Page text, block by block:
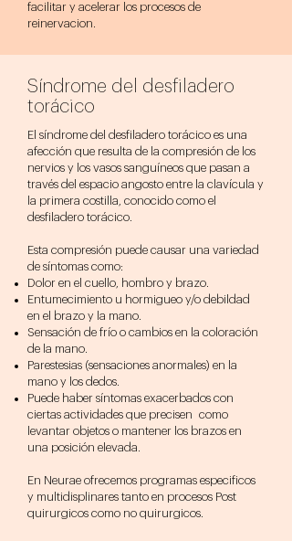
facilitar y acelerar los procesos de
reinervacion.
Síndrome del desfiladero
torácico
El síndrome del desfiladero torácico es una
afección que resulta de la compresión de los
nervios y los vasos sanguíneos que pasan a
través del espacio angosto entre la clavícula y
la primera costilla, conocido como el
desfiladero torácico.
Esta compresión puede causar una variedad
de síntomas como:
Dolor en el cuello, hombro y brazo.
Entumecimiento u hormigueo y/o debildad
en el brazo y la mano.
Sensación de frío o cambios en la coloración
de la mano.
Parestesias (sensaciones anormales) en la
mano y los dedos.
Puede haber síntomas exacerbados con
ciertas actividades que precisen como
levantar objetos o mantener los brazos en
una posición elevada.
En Neurae ofrecemos programas especificos
y multidisplinares tanto en procesos Post
quirurgicos como no quirurgicos.